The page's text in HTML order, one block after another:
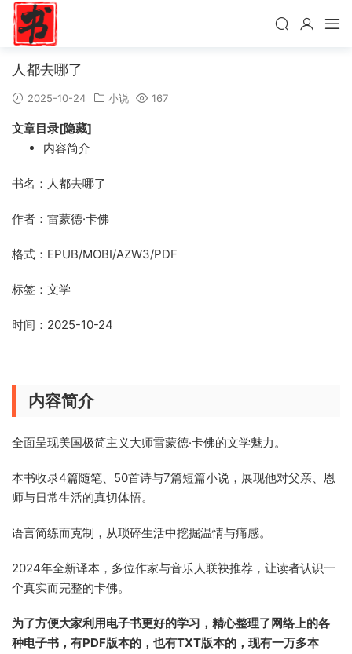
人都去哪了
2025-10-24 小说 167
文章目录[隐藏]
内容简介
书名：人都去哪了
作者：雷蒙德·卡佛
格式：EPUB/MOBI/AZW3/PDF
标签：文学
时间：2025-10-24
内容简介
全面呈现美国极简主义大师雷蒙德·卡佛的文学魅力。
本书收录4篇随笔、50首诗与7篇短篇小说，展现他对父亲、恩
师与日常生活的真切体悟。
语言简练而克制，从琐碎生活中挖掘温情与痛感。
2024年全新译本，多位作家与音乐人联袂推荐，让读者认识一
个真实而完整的卡佛。
为了方便大家利用电子书更好的学习，精心整理了网络上的各
种电子书，有PDF版本的，也有TXT版本的，现有一万多本